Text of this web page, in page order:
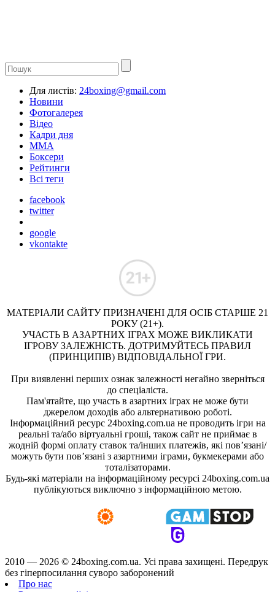
Для листів: 24boxing@gmail.com
Новини
Фотогалерея
Відео
Кадри дня
ММА
Боксери
Рейтинги
Всі теги
facebook
twitter
google
vkontakte
МАТЕРІАЛИ САЙТУ ПРИЗНАЧЕНІ ДЛЯ ОСІБ СТАРШЕ 21
РОКУ (21+).
УЧАСТЬ В АЗАРТНИХ ІГРАХ МОЖЕ ВИКЛИКАТИ
ІГРОВУ ЗАЛЕЖНІСТЬ. ДОТРИМУЙТЕСЬ ПРАВИЛ
(ПРИНЦИПІВ) ВІДПОВІДАЛЬНОЇ ГРИ.
При виявленні перших ознак залежності негайно зверніться
до спеціаліста.
Пам'ятайте, що участь в азартних іграх не може бути
джерелом доходів або альтернативою роботі.
Інформаційний ресурс 24boxing.com.ua не проводить ігри на
реальні та/або віртуальні гроші, також сайт не приймає в
жодній формі оплату ставок та/інших платежів, які пов’язані/
можуть бути пов’язані з азартними іграми, букмекерами або
тоталізаторами.
Будь-які матеріали на інформаційному ресурсі 24boxing.com.ua
публікуються виключно з інформаційною метою.
2010 — 2026 © 24boxing.com.ua. Усi права захищенi. Передрук
без гіперпосилання суворо заборонений
Про нас